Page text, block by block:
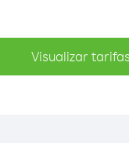
Visualizar tarifas